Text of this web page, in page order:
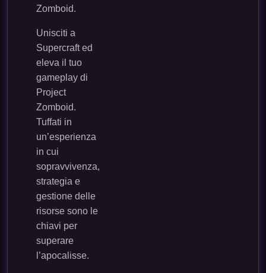
Zomboid.
Unisciti a
Supercraft ed
eleva il tuo
gameplay di
Project
Zomboid.
Tuffati in
un’esperienza
in cui
sopravvivenza,
strategia e
gestione delle
risorse sono le
chiavi per
superare
l’apocalisse.